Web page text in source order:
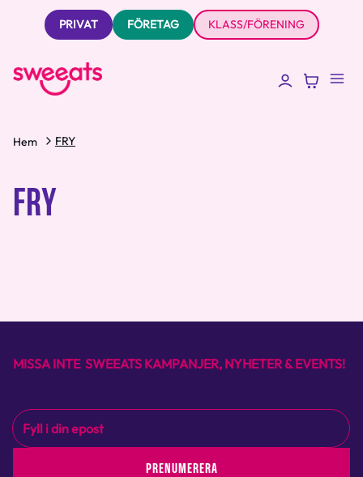
PRIVAT FÖRETAG KLASS/FÖRENING
Hem FRY
FRY
MISSA INTE SWEEATS KAMPANJER, NYHETER & EVENTS!
PRENUMERERA